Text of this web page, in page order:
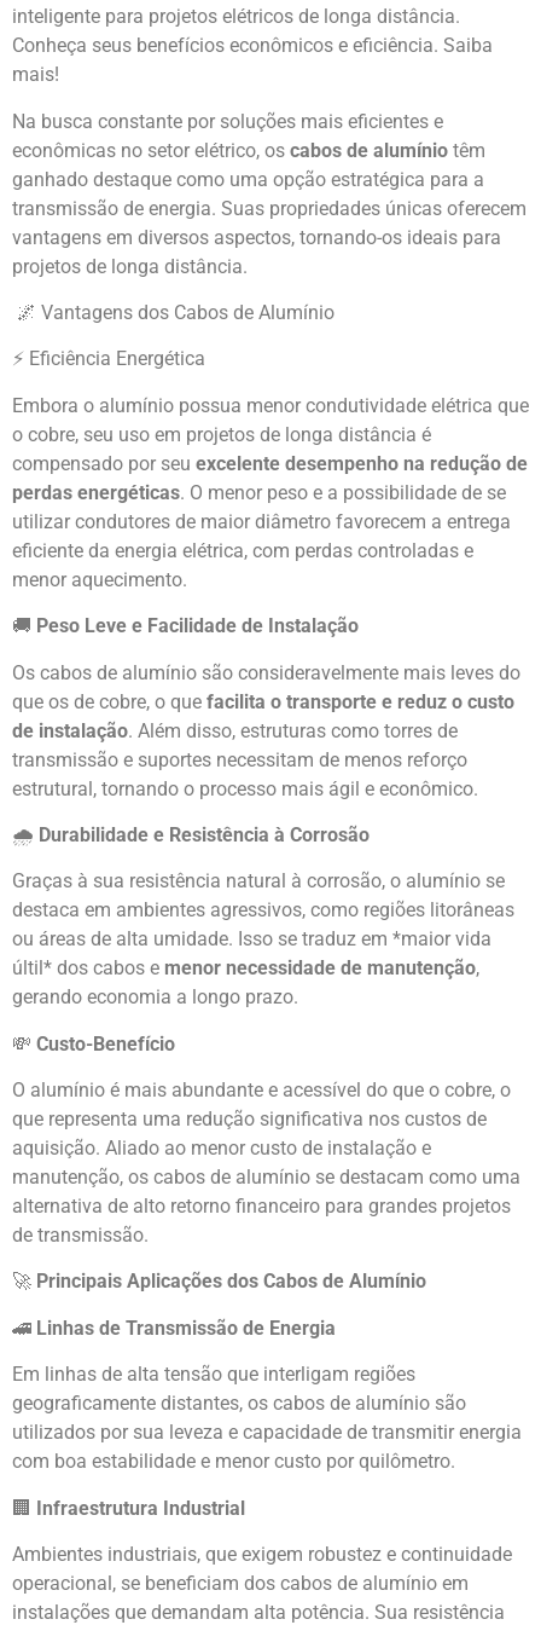
inteligente para projetos elétricos de longa distância.
Conheça seus benefícios econômicos e eficiência. Saiba
mais!
Na busca constante por soluções mais eficientes e
econômicas no setor elétrico, os cabos de alumínio têm
ganhado destaque como uma opção estratégica para a
transmissão de energia. Suas propriedades únicas oferecem
vantagens em diversos aspectos, tornando-os ideais para
projetos de longa distância.
🌌 Vantagens dos Cabos de Alumínio
⚡ Eficiência Energética
Embora o alumínio possua menor condutividade elétrica que
o cobre, seu uso em projetos de longa distância é
compensado por seu excelente desempenho na redução de
perdas energéticas. O menor peso e a possibilidade de se
utilizar condutores de maior diâmetro favorecem a entrega
eficiente da energia elétrica, com perdas controladas e
menor aquecimento.
🚚 Peso Leve e Facilidade de Instalação
Os cabos de alumínio são consideravelmente mais leves do
que os de cobre, o que facilita o transporte e reduz o custo
de instalação. Além disso, estruturas como torres de
transmissão e suportes necessitam de menos reforço
estrutural, tornando o processo mais ágil e econômico.
🌧️ Durabilidade e Resistência à Corrosão
Graças à sua resistência natural à corrosão, o alumínio se
destaca em ambientes agressivos, como regiões litorâneas
ou áreas de alta umidade. Isso se traduz em *maior vida
últil* dos cabos e menor necessidade de manutenção,
gerando economia a longo prazo.
💸 Custo-Benefício
O alumínio é mais abundante e acessível do que o cobre, o
que representa uma redução significativa nos custos de
aquisição. Aliado ao menor custo de instalação e
manutenção, os cabos de alumínio se destacam como uma
alternativa de alto retorno financeiro para grandes projetos
de transmissão.
🚀 Principais Aplicações dos Cabos de Alumínio
🚄 Linhas de Transmissão de Energia
Em linhas de alta tensão que interligam regiões
geograficamente distantes, os cabos de alumínio são
utilizados por sua leveza e capacidade de transmitir energia
com boa estabilidade e menor custo por quilômetro.
🏢 Infraestrutura Industrial
Ambientes industriais, que exigem robustez e continuidade
operacional, se beneficiam dos cabos de alumínio em
instalações que demandam alta potência. Sua resistência